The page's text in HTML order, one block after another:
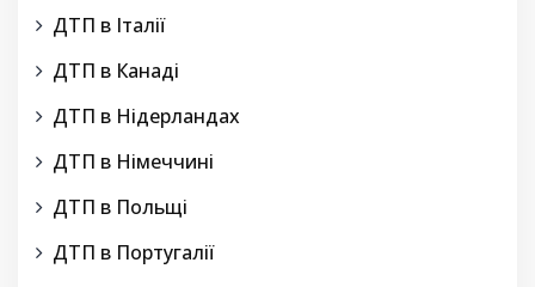
ДТП в Італії
ДТП в Канаді
ДТП в Нідерландах
ДТП в Німеччині
ДТП в Польщі
ДТП в Португалії